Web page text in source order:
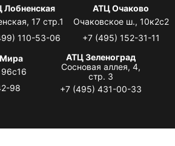
Лобненская
17 стр.1
110-53-06
АТЦ Очаково
Очаковское ш., 10к2с2
+7 (495) 152-31-11
98
АТЦ Зеленоград
Сосновая аллея, 4,
стр. 3
+7 (495) 431-00-33